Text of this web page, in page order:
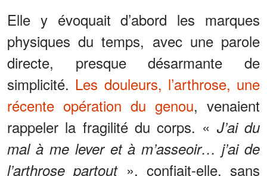
Elle y évoquait d’abord les marques
physiques du temps, avec une parole
directe, presque désarmante de
simplicité. Les douleurs, l’arthrose, une
récente opération du genou, venaient
rappeler la fragilité du corps. « J’ai du
mal à me lever et à m’asseoir… j’ai de
l’arthrose partout», confiait-elle, sans